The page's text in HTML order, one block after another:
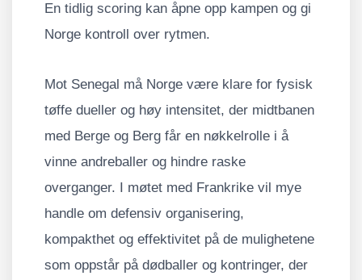
En tidlig scoring kan åpne opp kampen og gi
Norge kontroll over rytmen.
Mot Senegal må Norge være klare for fysisk
tøffe dueller og høy intensitet, der midtbanen
med Berge og Berg får en nøkkelrolle i å
vinne andreballer og hindre raske
overganger. I møtet med Frankrike vil mye
handle om defensiv organisering,
kompakthet og effektivitet på de mulighetene
som oppstår på dødballer og kontringer, der